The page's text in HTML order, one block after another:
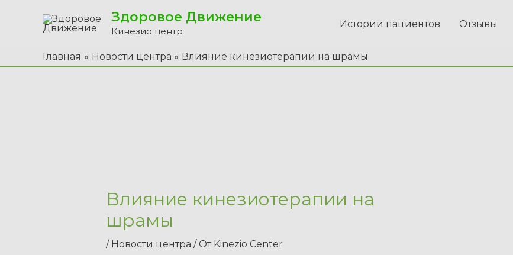
содержимому
Здоровое Движение
Кинезио центр
Истории пациентов Отзывы
Главная Новости центра Влияние кинезиотерапии на шрамы
Влияние кинезиотерапии на
шрамы
/ Новости центра / От Kinezio Center